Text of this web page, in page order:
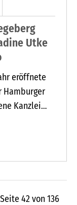
Utke
eröffnete
Hamburger
Kanzlei
und
„Dafür bin ich
Seite 42 von 136